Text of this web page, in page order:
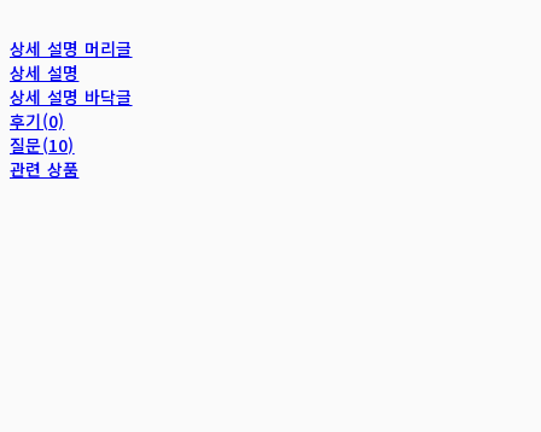
상세 설명 머리글
상세 설명
상세 설명 바닥글
후기(0)
질문(10)
관련 상품